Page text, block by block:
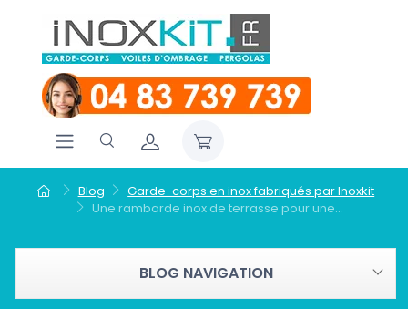
Blog
Garde-corps en inox fabriqués par Inoxkit
Une rambarde inox de terrasse pour une...
BLOG NAVIGATION